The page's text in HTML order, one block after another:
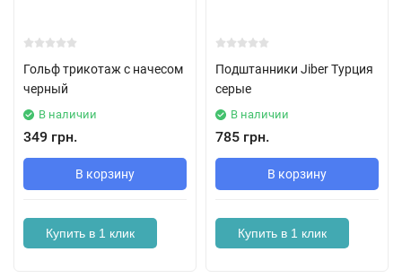
Гольф трикотаж с начесом
черный
В наличии
349 грн.
В корзину
Купить в 1 клик
Подштанники Jiber Турция
серые
В наличии
785 грн.
В корзину
Купить в 1 клик